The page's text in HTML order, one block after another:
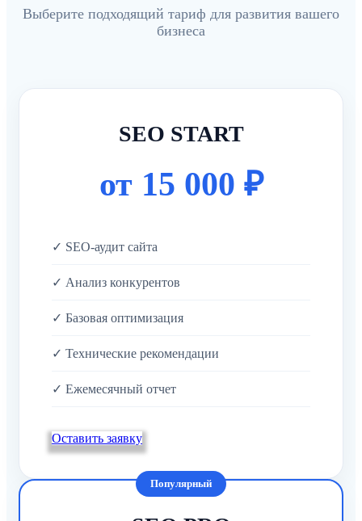
Выберите подходящий тариф для развития вашего
бизнеса
SEO START
от 15 000 ₽
✓ SEO-аудит сайта
✓ Анализ конкурентов
✓ Базовая оптимизация
✓ Технические рекомендации
✓ Ежемесячный отчет
Оставить заявку
Популярный